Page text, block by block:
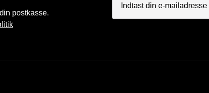
postkasse.